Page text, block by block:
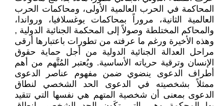
المحاكمة في الحرب العالمية الأولى، ومحاكمات الحرب
العالمية الثانية، مروراً بمحاكمات يوغسلافيا، ورواندا،
والمحاكم المختلطة وصولاً إلى المحكمة الجنائية الدولية ,
وهذه الأخيرة ورغم ما عرفته من تطورات باعتبارها أرقى
مراحل العدالة الجنائية الدولية من أجل حماية حقوق
الإنسان وترقية حرياته الأساسية. ويُعتبر المُتَّهم من أهم
أطراف الدعوى ينضوي ضمن مفهوم عناصر الدعوى
ممثلاً بشخصيته في الدعوى الحد الشخصي لنطاق
الدعوى بمعنى أن شخصية المتهم هي نفسها التي تتقيد